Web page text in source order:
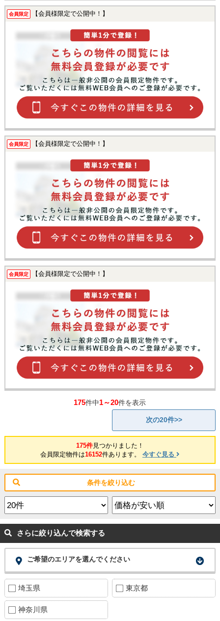
会員限定 【会員様限定で公開中！】
会員限定 【会員様限定で公開中！】
会員限定 【会員様限定で公開中！】
175件中1～20件を表示
次の20件>>
175件見つかりました！
会員限定物件は16152件あります。 今すぐ見る
条件を絞り込む
さらに絞り込んで検索する
ご希望のエリアを選んでください
埼玉県 東京都
神奈川県